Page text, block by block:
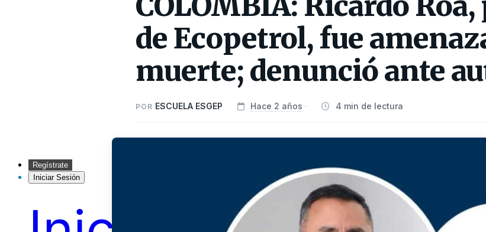
Regístrate
Iniciar Sesión
de Ecopetrol, fue
muerte; denunció ante
POR ESCUELA ESGEP Hace 2 años · 4 min de lectura